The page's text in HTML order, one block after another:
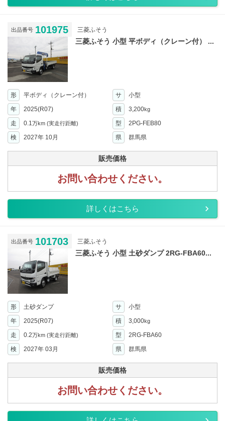
出品番号 101975 三菱ふそう
三菱ふそう 小型 平ボディ（クレーン付） ...
形 平ボディ（クレーン付） サ
小型
年
2025(R07) 積 3,200kg
走 0.1万km (実走行距離) 型
2PG-FEB80
検
2027年 10月 県 群馬県
販売価格
お問い合わせください。
詳しくはこちら
出品番号 101703 三菱ふそう
三菱ふそう 小型 土砂ダンプ 2RG-FBA60...
形 土砂ダンプ サ
小型
年
2025(R07) 積 3,000kg
走 0.2万km (実走行距離) 型
2RG-FBA60
検
2027年 03月 県 群馬県
販売価格
お問い合わせください。